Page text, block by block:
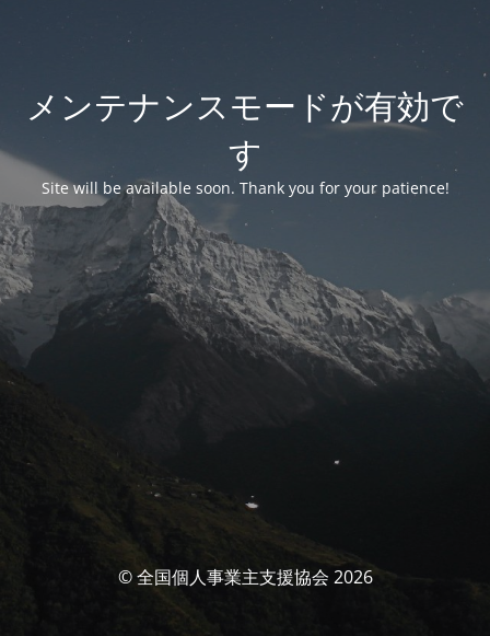
メンテナンスモードが有効で
す
Site will be available soon. Thank you for your patience!
© 全国個人事業主支援協会 2026